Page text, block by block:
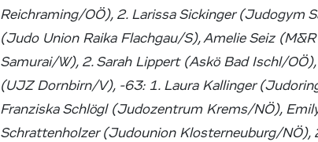
Reichraming/OÖ), 2. Larissa Sickinger (Judogym
(Judo Union Raika Flachgau/S), Amelie Seiz
Samurai/W), 2. Sarah Lippert (Askö Bad Ischl/
(UJZ Dornbirn/V), -63: 1. Laura Kallinger
Franziska Schlögl (Judozentrum Krems/NÖ),
Schrattenholzer (Judounion Klosterneuburg/NÖ),